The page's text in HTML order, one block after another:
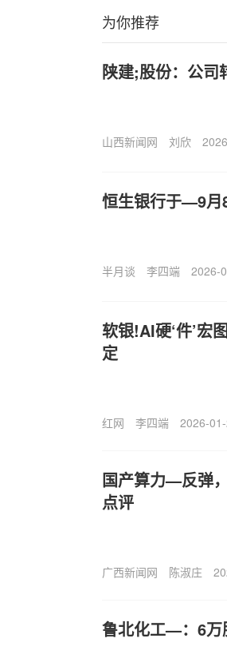
为你推荐
陕建;股份：公司
山西新闻网 刘欣
恒生银行于—9月
半月谈 李四端 2026-
软银!AI硬‘件’宏
定
红网 李四端 2026-
国产算力—反弹
点评
广西新闻网 陈淑庄
鲁北化工—：6万